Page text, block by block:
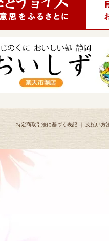
特定商取引法に基づく表記 ｜ 支払い方